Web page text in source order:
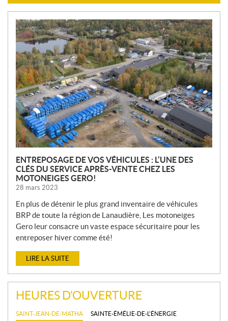
N
O
U
V
E
L
L
E
S
ENTREPOSAGE DE VOS VÉHICULES : L’UNE DES
CLÉS DU SERVICE APRÈS-VENTE CHEZ LES
MOTONEIGES GERO!
28 mars 2023
En plus de détenir le plus grand inventaire de véhicules
BRP de toute la région de Lanaudière, Les motoneiges
Gero leur consacre un vaste espace sécuritaire pour les
entreposer hiver comme été!
LIRE LA SUITE
HEURES D'OUVERTURE
SAINT-JEAN-DE-MATHA SAINTE-ÉMÉLIE-DE-L'ÉNERGIE